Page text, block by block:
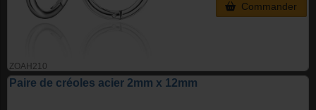
ZOAH210
Commander
Paire de créoles acier 2mm x 12mm